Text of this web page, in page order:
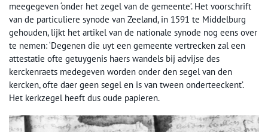
meegegeven ‘onder het zegel van de gemeente’. Het voorschrift
van de particuliere synode van Zeeland, in 1591 te Middelburg
gehouden, lijkt het artikel van de nationale synode nog eens over
te nemen: ‘Degenen die uyt een gemeente vertrecken zal een
attestatie ofte getuygenis haers wandels bij advijse des
kerckenraets medegeven worden onder den segel van den
kercken, ofte daer geen segel en is van tween onderteeckent’.
Het kerkzegel heeft dus oude papieren.